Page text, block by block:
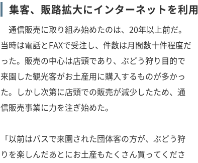
集客、販路拡大にインターネットを利用
通信販売に取り組み始めたのは、20年以上前だ。
当時は電話とFAXで受注し、件数は月間数十件程度だ
った。販売の中心は店頭であり、ぶどう狩り目的で
来園した観光客がお土産用に購入するものが多かっ
た。しかし次第に店頭での販売が減少したため、通
信販売事業に力を注ぎ始めた。
「以前はバスで来園された団体客の方が、ぶどう狩
りを楽しんだあとにお土産もたくさん買ってくださ